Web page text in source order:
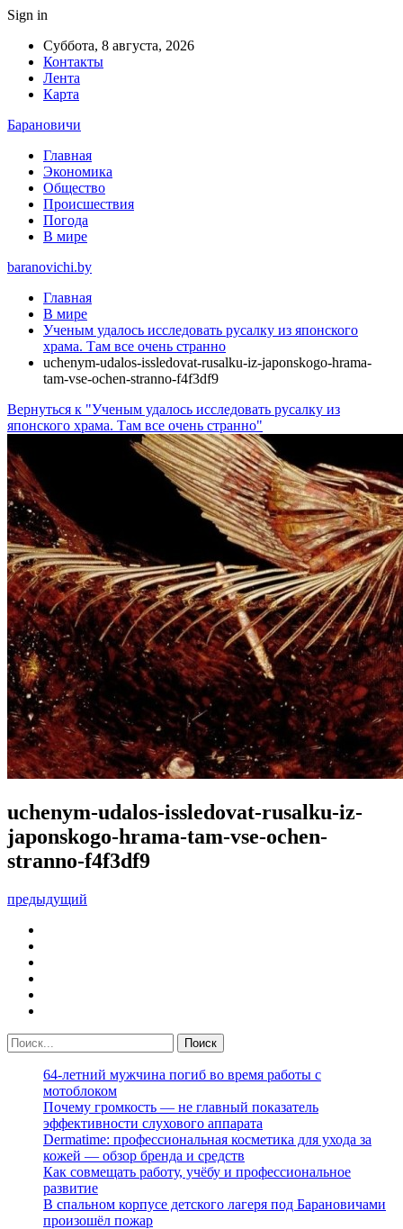
Sign in
Суббота, 8 августа, 2026
Контакты
Лента
Карта
Барановичи
Главная
Экономика
Общество
Происшествия
Погода
В мире
baranovichi.by
Главная
В мире
Ученым удалось исследовать русалку из японского
храма. Там все очень странно
uchenym-udalos-issledovat-rusalku-iz-japonskogo-hrama-
tam-vse-ochen-stranno-f4f3df9
Вернуться к "Ученым удалось исследовать русалку из
японского храма. Там все очень странно"
uchenym-udalos-issledovat-rusalku-iz-
japonskogo-hrama-tam-vse-ochen-
stranno-f4f3df9
предыдущий
64-летний мужчина погиб во время работы с
мотоблоком
Почему громкость — не главный показатель
эффективности слухового аппарата
Dermatime: профессиональная косметика для ухода за
кожей — обзор бренда и средств
Как совмещать работу, учёбу и профессиональное
развитие
В спальном корпусе детского лагеря под Барановичами
произошёл пожар